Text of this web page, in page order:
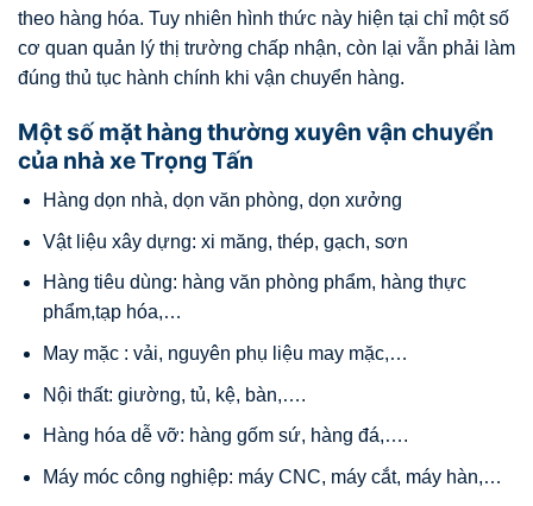
theo hàng hóa. Tuy nhiên hình thức này hiện tại chỉ một số
cơ quan quản lý thị trường chấp nhận, còn lại vẫn phải làm
đúng thủ tục hành chính khi vận chuyển hàng.
Một số mặt hàng thường xuyên vận chuyển
của nhà xe Trọng Tấn
Hàng dọn nhà, dọn văn phòng, dọn xưởng
Vật liệu xây dựng: xi măng, thép, gạch, sơn
Hàng tiêu dùng: hàng văn phòng phẩm, hàng thực
phẩm,tạp hóa,…
May mặc : vải, nguyên phụ liệu may mặc,…
Nội thất: giường, tủ, kệ, bàn,….
Hàng hóa dễ vỡ: hàng gốm sứ, hàng đá,….
Máy móc công nghiệp: máy CNC, máy cắt, máy hàn,…